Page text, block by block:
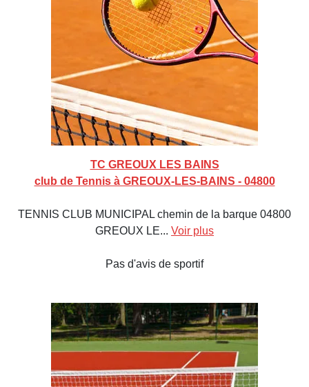
TC GREOUX LES BAINS
club de Tennis à GREOUX-LES-BAINS - 04800
TENNIS CLUB MUNICIPAL chemin de la barque 04800
GREOUX LE... Voir plus
Pas d'avis de sportif